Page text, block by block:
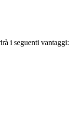
i seguenti vantaggi: